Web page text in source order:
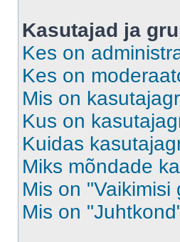
Kasutajad ja
Kes on
Kes on
Mis on
Kus on
Kuidas
Miks mõndade
Mis on "Vaikimisi
Mis on